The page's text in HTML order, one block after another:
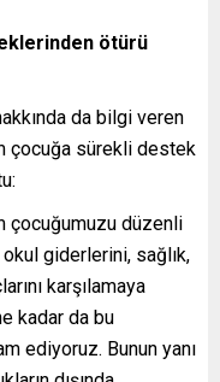
ötürü
da bilgi veren
çocuğa sürekli destek
çocuğumuzu düzenli
giderlerini, sağlık,
karşılamaya
kadar da bu
ediyoruz. Bunun yanı